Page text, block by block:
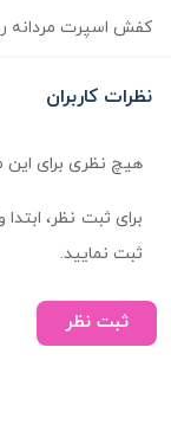
کفش اسپرت مردانه
نظرات کاربران
هیچ نظری برای
برای ثبت نظر،
ثبت نمایید.
ثبت نظر